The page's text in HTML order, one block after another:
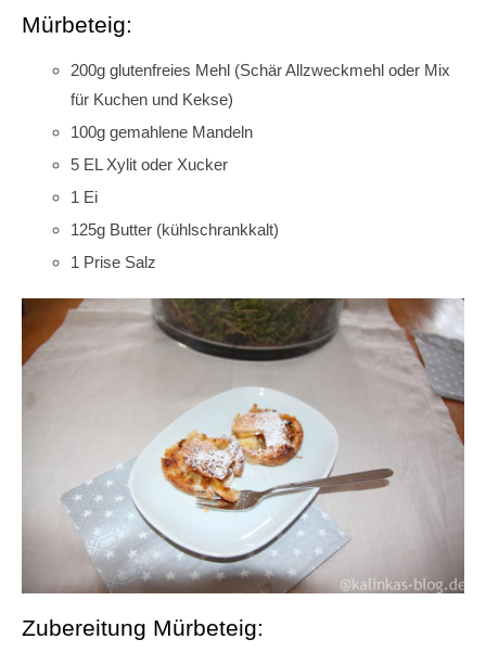
Mürbeteig:
200g glutenfreies Mehl (Schär Allzweckmehl oder Mix
für Kuchen und Kekse)
100g gemahlene Mandeln
5 EL Xylit oder Xucker
1 Ei
125g Butter (kühlschrankkalt)
1 Prise Salz
Zubereitung Mürbeteig: